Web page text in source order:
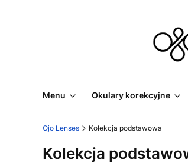
Menu Okulary korekcyjne
Ojo Lenses Kolekcja podstawowa
Kolekcja